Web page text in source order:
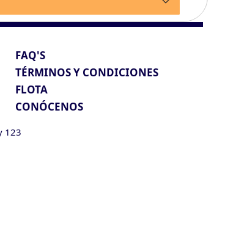
FAQ'S
TÉRMINOS Y CONDICIONES
FLOTA
CONÓCENOS
123